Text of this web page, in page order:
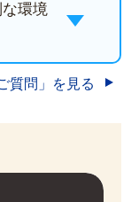
環境
質問」を見る